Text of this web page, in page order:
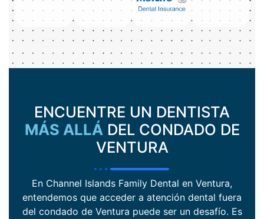
ENCUENTRE UN DENTISTA
MÁS ALLÁ DEL CONDADO DE
VENTURA
En Channel Islands Family Dental en Ventura,
entendemos que acceder a atención dental fuera
del condado de Ventura puede ser un desafío. Es